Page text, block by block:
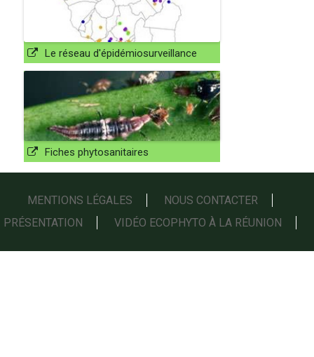
Le réseau d'épidémiosurveillance
Fiches phytosanitaires
MENTIONS LÉGALES
NOUS CONTACTER
PRÉSENTATION
VIDÉO ECOPHYTO À LA RÉUNION